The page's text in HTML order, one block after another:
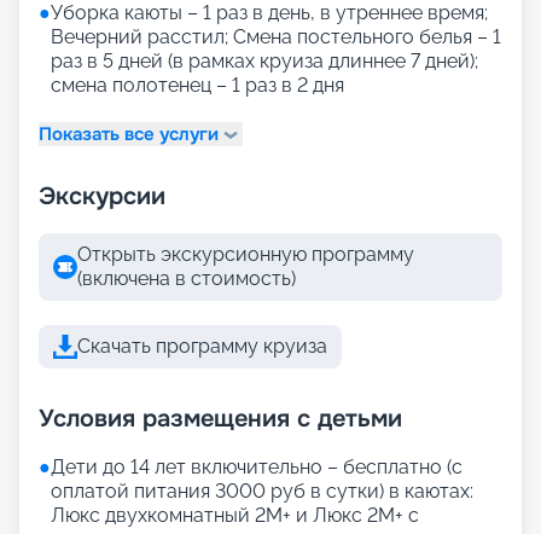
●Уборка каюты – 1 раз в день, в утреннее время;
Вечерний расстил; Смена постельного белья – 1
раз в 5 дней (в рамках круиза длиннее 7 дней);
смена полотенец – 1 раз в 2 дня
Показать все услуги
Экскурсии
Открыть экскурсионную программу
(включена в стоимость)
Скачать программу круиза
Условия размещения с детьми
●Дети до 14 лет включительно – бесплатно (с
оплатой питания 3000 руб в сутки) в каютах:
Люкс двухкомнатный 2М+ и Люкс 2М+ с